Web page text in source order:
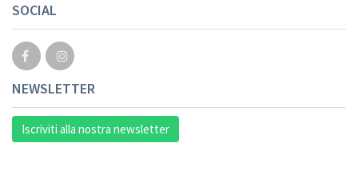
SOCIAL
NEWSLETTER
Iscriviti alla nostra newsletter